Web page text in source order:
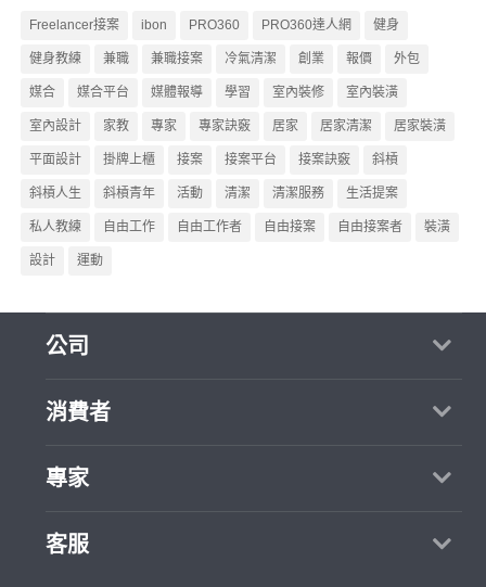
Freelancer接案 ibon PRO360 PRO360達人網 健身
健身教練 兼職 兼職接案 冷氣清潔 創業 報價 外包
媒合 媒合平台 媒體報導 學習 室內裝修 室內裝潢
室內設計 家教 專家 專家訣竅 居家 居家清潔 居家裝潢
平面設計 掛牌上櫃 接案 接案平台 接案訣竅 斜槓
斜槓人生 斜槓青年 活動 清潔 清潔服務 生活提案
私人教練 自由工作 自由工作者 自由接案 自由接案者 裝潢
設計 運動
公司
關於我們
部落格
加入我們
消費者
買服務
熱門服務
專家
找案件
客服